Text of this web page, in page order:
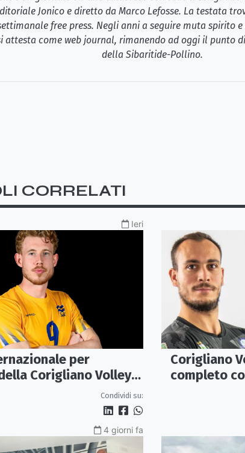
Jonico e diretto da Marco Lefosse. La testata
free press. Negli anni a seguire muta spirito e
attesta come web journal, rimanendo ad oggi il punto
della Sibaritide-Pollino.
CORRELATI
Ieri
per
Corigliano Volley:
svedese Johan
Condividi su:
Corigliano
completo
4 giorni fa